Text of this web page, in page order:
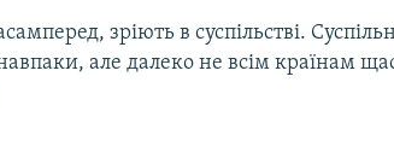
зріють в суспільстві.
але далеко не всім країнам